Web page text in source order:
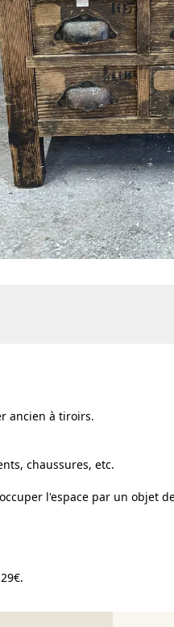
ancien à tiroirs.
chaussures, etc.
l'espace par un objet